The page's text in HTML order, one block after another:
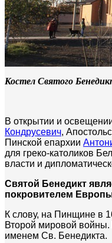
Костел Святого
В открытии и
Кондрусевич,
Пинской епархии
для греко-католиков
власти и
Святой Бенедикт
покровителем
К слову, на Пинщине в
Второй мировой войны.
именем Св. Бенедикта.